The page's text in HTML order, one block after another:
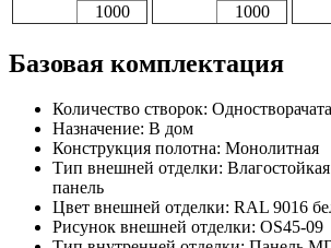
1000
1000
Базовая комплектация
Количество створок:
Назначение: В дом
Конструкция полотна: Монолитная
Тип внешней отделки: Влагостойкая
панель
Цвет внешней отделки: RAL 9016
Рисунок внешней отделки: OS45-09